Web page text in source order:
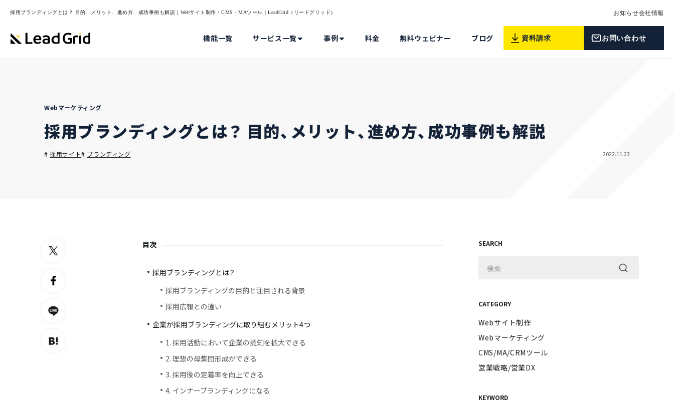
採用ブランディングとは？ 目的、メリット、進め方、成功事例も解説｜Webサイト制作 / CMS・MAツール｜LeadGrid（リードグリッド） お知らせ会社情報
機能一覧 サービス一覧 事例 料金 無料ウェビナー ブログ 資料請求 お問い合わせ
Webマーケティング
採用ブランディングとは？ 目的、メリット、進め方、成功事例も解説
#採用サイト# ブランディング 2022.11.23
目次
採用ブランディングとは？
採用ブランディングの目的と注目される背景
採用広報との違い
企業が採用ブランディングに取り組むメリット4つ
1. 採用活動において企業の認知を拡大できる
2. 理想の母集団形成ができる
3. 採用後の定着率を向上できる
4. インナーブランディングになる
SEARCH
CATEGORY
Webサイト制作
Webマーケティング
CMS/MA/CRMツール
営業戦略/営業DX
KEYWORD